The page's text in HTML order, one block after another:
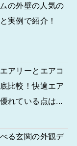
の外壁の人気の
実例で紹介！
アリーとエアコ
比較！快適エア
れている点は...
る玄関の外観デ